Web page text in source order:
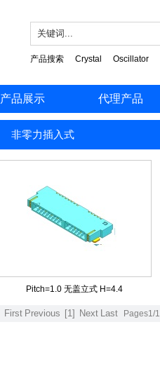
产品搜索 Crystal Oscillator
产品展示 代理产品
非零力插入式
Pitch=1.0 无盖立式 H=4.4
First Previous [1] Next Last Pages1/1